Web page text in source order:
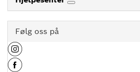
Følg oss på